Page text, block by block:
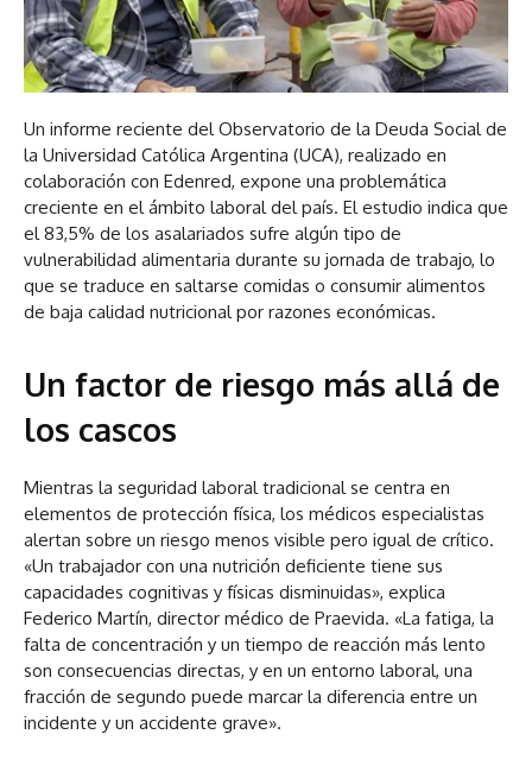
Un informe reciente del Observatorio de la Deuda Social de
la Universidad Católica Argentina (UCA), realizado en
colaboración con Edenred, expone una problemática
creciente en el ámbito laboral del país. El estudio indica que
el 83,5% de los asalariados sufre algún tipo de
vulnerabilidad alimentaria durante su jornada de trabajo, lo
que se traduce en saltarse comidas o consumir alimentos
de baja calidad nutricional por razones económicas.
Un factor de riesgo más allá de
los cascos
Mientras la seguridad laboral tradicional se centra en
elementos de protección física, los médicos especialistas
alertan sobre un riesgo menos visible pero igual de crítico.
«Un trabajador con una nutrición deficiente tiene sus
capacidades cognitivas y físicas disminuidas», explica
Federico Martín, director médico de Praevida. «La fatiga, la
falta de concentración y un tiempo de reacción más lento
son consecuencias directas, y en un entorno laboral, una
fracción de segundo puede marcar la diferencia entre un
incidente y un accidente grave».